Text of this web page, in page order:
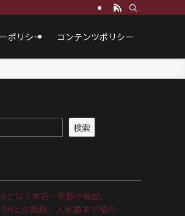
ポリシー コンテンツポリシー
検索
は？本名・年齢や経歴、
との関係、人気曲まで紹介